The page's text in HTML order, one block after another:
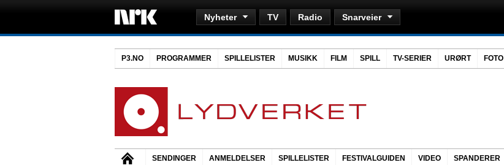
Nyheter TV Radio Snarveier
P3.NO PROGRAMMER SPILLELISTER MUSIKK FILM SPILL TV-SERIER URØRT FOTO
SENDINGER ANMELDELSER SPILLELISTER FESTIVALGUIDEN VIDEO SPANDERER